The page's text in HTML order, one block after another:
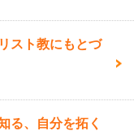
スト教にもとづ
る、自分を拓く